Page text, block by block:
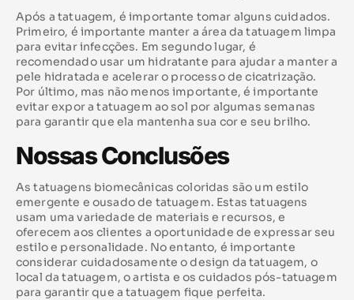
Após a tatuagem, é importante tomar alguns cuidados.
Primeiro, é importante manter a área da tatuagem limpa
para evitar infecções. Em segundo lugar, é
recomendado usar um hidratante para ajudar a manter a
pele hidratada e acelerar o processo de cicatrização.
Por último, mas não menos importante, é importante
evitar expor a tatuagem ao sol por algumas semanas
para garantir que ela mantenha sua cor e seu brilho.
Nossas Conclusões
As tatuagens biomecânicas coloridas são um estilo
emergente e ousado de tatuagem. Estas tatuagens
usam uma variedade de materiais e recursos, e
oferecem aos clientes a oportunidade de expressar seu
estilo e personalidade. No entanto, é importante
considerar cuidadosamente o design da tatuagem, o
local da tatuagem, o artista e os cuidados pós-tatuagem
para garantir que a tatuagem fique perfeita.